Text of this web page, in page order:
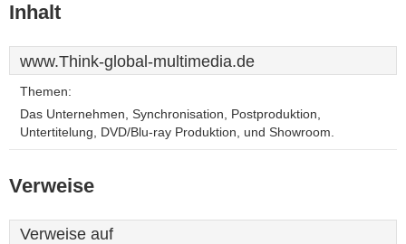
Inhalt
www.Think-global-multimedia.de
Themen:
Das Unternehmen, Synchronisation, Postproduktion,
Untertitelung, DVD/Blu-ray Produktion, und Showroom.
Verweise
Verweise auf